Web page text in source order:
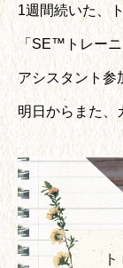
1週間続いた、
「SE™トレーニ
アシスタント参
明日からまた、